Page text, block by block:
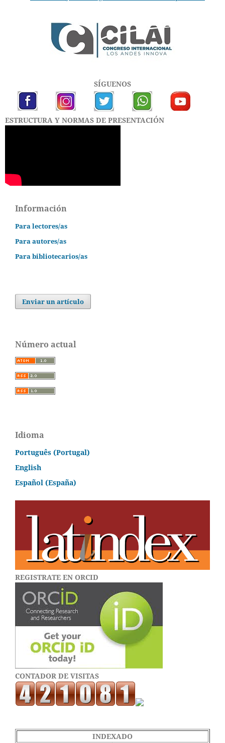
SÍGUENOS
ESTRUCTURA Y NORMAS DE PRESENTACIÓN
Información
Para lectores/as
Para autores/as
Para bibliotecarios/as
Enviar un artículo
Número actual
Idioma
Português (Portugal)
English
Español (España)
REGISTRATE EN ORCID
CONTADOR DE VISITAS
INDEXADO